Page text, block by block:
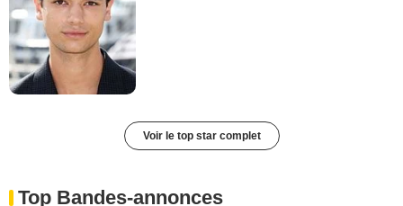
Voir le top star complet
Top Bandes-annonces